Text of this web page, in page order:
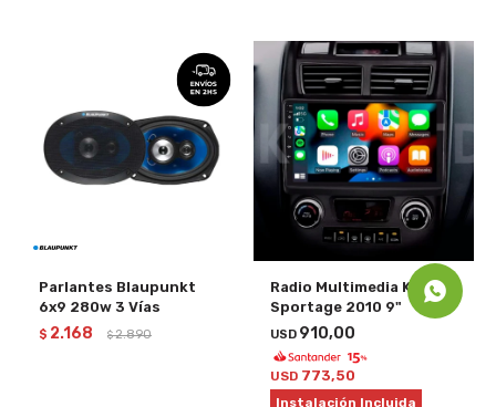
Parlantes Blaupunkt
6x9 280w 3 Vías
$ 2.168 $ 2.890
Radio Multimedia Kia
Sportage 2010 9"
USD 910,00
USD 773,50
Instalación Incluida